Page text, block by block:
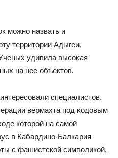
можно назвать и
территории Адыгеи,
удивила высокая
на нее объектов.
специалистов.
вермахта под кодовым
которой на самой
в Кабардино-Балкария
с фашистской символикой,